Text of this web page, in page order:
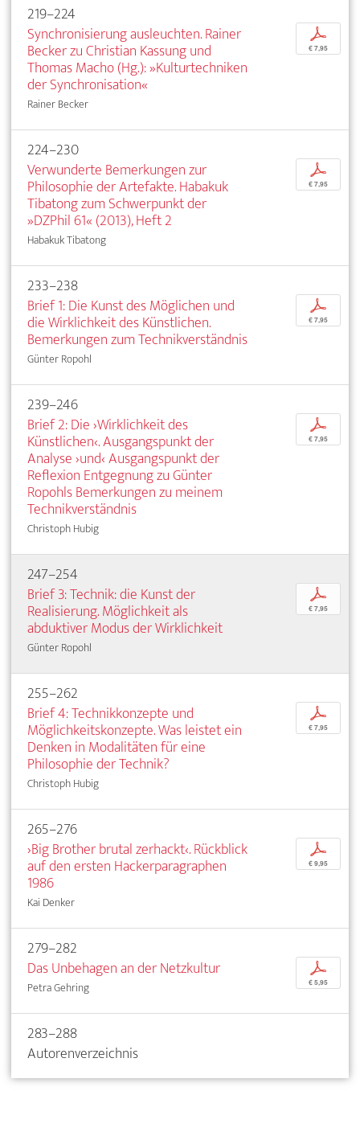
219–224
Synchronisierung ausleuchten. Rainer
Becker zu Christian Kassung und
Thomas Macho (Hg.): »Kulturtechniken
der Synchronisation«
Rainer Becker
p
€ 7,95
224–230
Verwunderte Bemerkungen zur
Philosophie der Artefakte. Habakuk
Tibatong zum Schwerpunkt der
»DZPhil 61« (2013), Heft 2
Habakuk Tibatong
p
€ 7,95
233–238
Brief 1: Die Kunst des Möglichen und
die Wirklichkeit des Künstlichen.
Bemerkungen zum Technikverständnis
Günter Ropohl
p
€ 7,95
239–246
Brief 2: Die ›Wirklichkeit des
Künstlichen‹. Ausgangspunkt der
Analyse ›und‹ Ausgangspunkt der
Reflexion Entgegnung zu Günter
Ropohls Bemerkungen zu meinem
Technikverständnis
Christoph Hubig
p
€ 7,95
247–254
Brief 3: Technik: die Kunst der
Realisierung. Möglichkeit als
abduktiver Modus der Wirklichkeit
Günter Ropohl
p
€ 7,95
255–262
Brief 4: Technikkonzepte und
Möglichkeitskonzepte. Was leistet ein
Denken in Modalitäten für eine
Philosophie der Technik?
Christoph Hubig
p
€ 7,95
265–276
›Big Brother brutal zerhackt‹. Rückblick
auf den ersten Hackerparagraphen
1986
Kai Denker
p
€ 9,95
279–282
Das Unbehagen an der Netzkultur
Petra Gehring
p
€ 5,95
283–288
Autorenverzeichnis